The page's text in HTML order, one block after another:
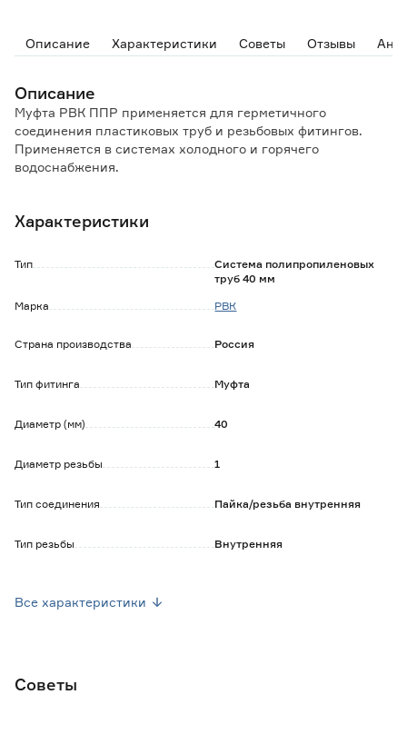
Описание Характеристики Советы Отзывы
Описание
Муфта РВК ППР применяется для герметичного
соединения пластиковых труб и резьбовых фитингов.
Применяется в системах холодного и горячего
водоснабжения.
Особенности и преимущества:
- высокая химическая сопротивляемость;
Характеристики
Тип
Система полипропиленовых
труб 40 мм
Марка
РВК
Страна производства Россия
Тип фитинга Муфта
Диаметр (мм) 40
Диаметр резьбы 1
Тип соединения Пайка/резьба внутренняя
Тип резьбы Внутренняя
Все характеристики
Советы